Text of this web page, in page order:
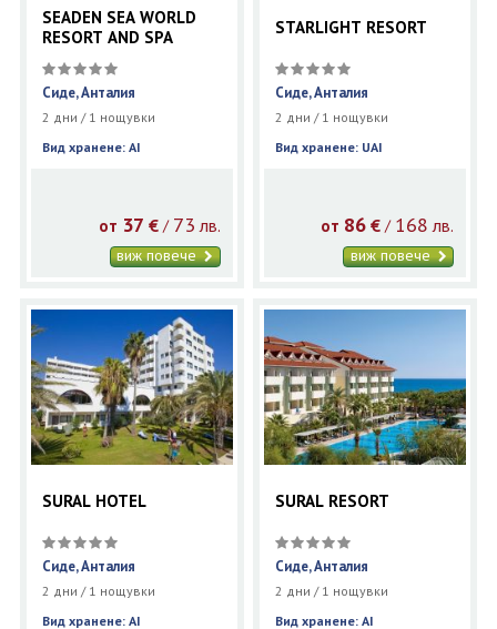
SEADEN SEA WORLD
RESORT AND SPA
Сиде, Анталия
2 дни / 1 нощувки
Вид хранене: AI
от 37 €/ 73 лв.
виж повече
STARLIGHT RESORT
Сиде, Анталия
2 дни / 1 нощувки
Вид хранене: UAI
от 86 € / 168 лв.
виж повече
SURAL HOTEL
Сиде, Анталия
2 дни / 1 нощувки
Вид хранене: AI
SURAL RESORT
Сиде, Анталия
2 дни / 1 нощувки
Вид хранене: AI